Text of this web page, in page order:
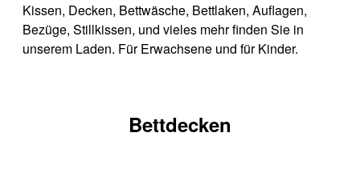
Kissen, Decken, Bettwäsche, Bettlaken, Auflagen,
Bezüge, Stillkissen, und vieles mehr finden Sie in
unserem Laden. Für Erwachsene und für Kinder.
Bettdecken